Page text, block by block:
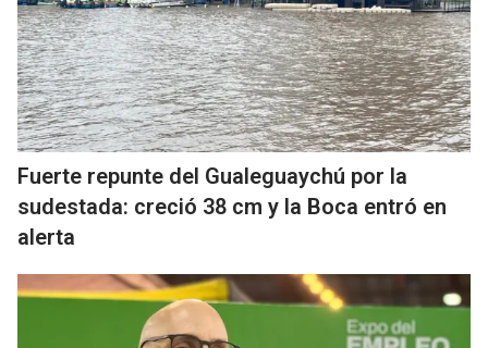
Fuerte repunte del Gualeguaychú por la
sudestada: creció 38 cm y la Boca entró en
alerta